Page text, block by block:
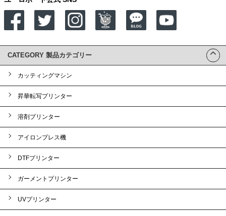
CATEGORY 製品カテゴリー
カッティングマシン
昇華転写プリンター
溶剤プリンター
アイロンプレス機
DTFプリンター
ガーメントプリンター
UVプリンター